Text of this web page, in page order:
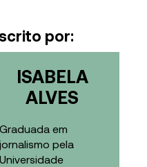
por:
ISABELA
ALVES
Graduada em
jornalismo pela
Universidade